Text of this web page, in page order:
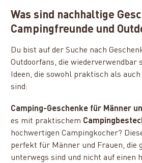
Was sind nachhaltige
Campingfreunde und
Du bist auf der Suche nach
Outdoorfans, die wiederverwendbar
Ideen, die sowohl praktisch als
sind:
Camping-Geschenke für Männer
es mit praktischem
hochwertigen Campingkocher?
perfekt für Männer und Frauen, die
unterwegs sind und nicht auf einen